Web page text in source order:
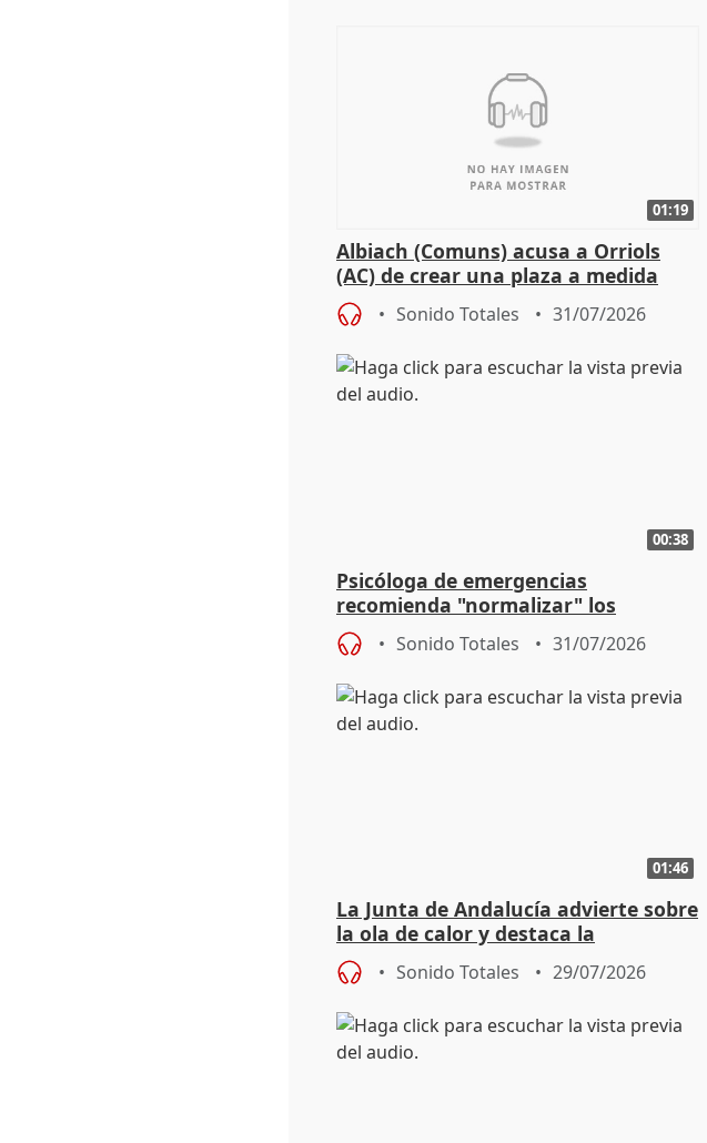
01:19
Albiach (Comuns) acusa a Orriols
(AC) de crear una plaza a medida
para su hija en Ripoll (Girona)
Sonido Totales 31/07/2026
00:38
Psicóloga de emergencias
recomienda "normalizar" los
síntomas tras sufrir un incendio
Sonido Totales 31/07/2026
01:46
La Junta de Andalucía advierte sobre
la ola de calor y destaca la
importancia de la prevención
Sonido Totales 29/07/2026